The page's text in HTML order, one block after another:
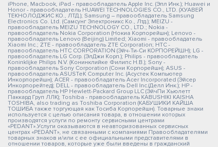
iPhone, Macbook, iPad - правообладатель Apple Inc. (Эпл Инк.); Huawei и
Honor - правообладатель HUAWEI TECHNOLOGIES CO., LTD. (ХУАВЕЙ
ТЕКНОЛОДЖИС КО., ЛТД.); Samsung – правообладатель Samsung
Electronics Co. Ltd. (Самсунг Электроникс Ко., Лтд.); MEIZU -
правообладатель MEIZU TECHNOLOGY CO., LTD.; Nokia -
правообладатель Nokia Corporation (Нокиа Корпорейшн); Lenovo -
правообладатель Lenovo (Beijing) Limited; Xiaomi - правообладатель
Xiaomi Inc.; ZTE - правообладатель ZTE Corporation; HTC -
правообладатель HTC CORPORATION (Эйч-Ти-Си КОРПОРЕЙШН); LG -
правообладатель LG Corp. (ЭлДжи Корп.); Philips - правообладатель
Koninklijke Philips N.V. (Конинклийке Филипс Н.В.); Sony -
правообладатель Sony Corporation (Сони Корпорейшн); ASUS -
правообладатель ASUSTeK Computer Inc. (Асустек Компьютер
Инкорпорейшн); ACER - правообладатель Acer Incorporated (Эйсер
Инкорпорейтед); DELL - правообладатель Dell Inc.(Делл Инк.); HP -
правообладатель HP Hewlett-Packard Group LLC (ЭйчПи Хьюлетт
Паккард Груп ЛЛК); Toshiba - правообладатель KABUSHIKI KAISHA
TOSHIBA, also trading as Toshiba Corporation (КАБУШИКИ КАЙША
ТОШИБА также торгующая как Тосиба Корпорейшн). Товарные знаки
используется с целью описания товара, в отношении которых
производятся услуги по ремонту сервисными центрами
«PEDANT».Услуги оказываются в неавторизованных сервисных
центрах «PEDANT», не связанными с компаниями Правообладателями
товарных знаков и/или с ее официальными представителями в
отношении товаров, которые уже были введены в гражданский